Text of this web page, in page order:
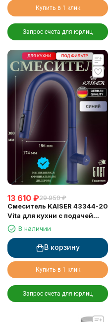
Купить в 1 клик
Запрос счета для юрлиц
13 610 ₽29 950 ₽
Смеситель KAISER 43344-20
Vita для кухни с подачей
фильтрованной воды
В наличии
В корзину
Купить в 1 клик
Запрос счета для юрлиц